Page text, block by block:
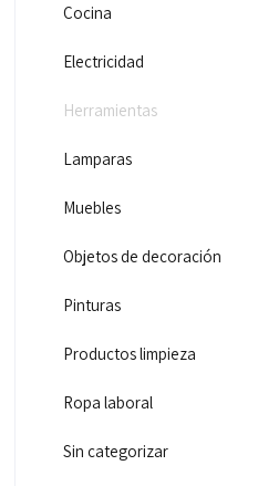
Cocina
Electricidad
Herramientas
Lamparas
Muebles
Objetos de decoración
Pinturas
Productos limpieza
Ropa laboral
Sin categorizar